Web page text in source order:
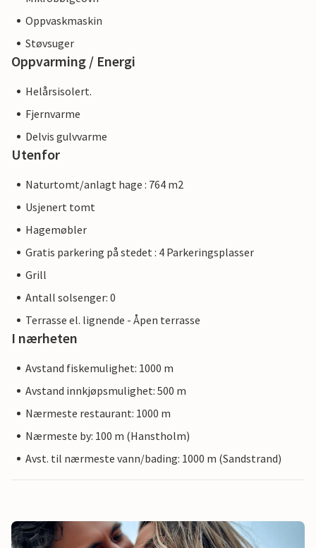
Oppvaskmaskin
Støvsuger
Oppvarming / Energi
Helårsisolert.
Fjernvarme
Delvis gulvvarme
Utenfor
Naturtomt/anlagt hage : 764 m2
Usjenert tomt
Hagemøbler
Gratis parkering på stedet : 4 Parkeringsplasser
Grill
Antall solsenger: 0
Terrasse el. lignende - Åpen terrasse
I nærheten
Avstand fiskemulighet: 1000 m
Avstand innkjøpsmulighet: 500 m
Nærmeste restaurant: 1000 m
Nærmeste by: 100 m (Hanstholm)
Avst. til nærmeste vann/bading: 1000 m (Sandstrand)